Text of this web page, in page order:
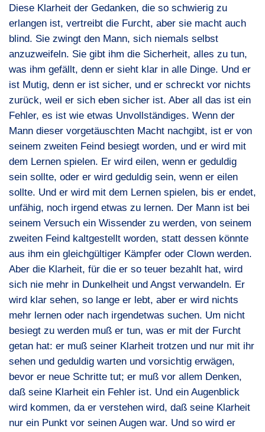
Diese Klarheit der Gedanken, die so schwierig zu
erlangen ist, vertreibt die Furcht, aber sie macht auch
blind. Sie zwingt den Mann, sich niemals selbst
anzuzweifeln. Sie gibt ihm die Sicherheit, alles zu tun,
was ihm gefällt, denn er sieht klar in alle Dinge. Und er
ist Mutig, denn er ist sicher, und er schreckt vor nichts
zurück, weil er sich eben sicher ist. Aber all das ist ein
Fehler, es ist wie etwas Unvollständiges. Wenn der
Mann dieser vorgetäuschten Macht nachgibt, ist er von
seinem zweiten Feind besiegt worden, und er wird mit
dem Lernen spielen. Er wird eilen, wenn er geduldig
sein sollte, oder er wird geduldig sein, wenn er eilen
sollte. Und er wird mit dem Lernen spielen, bis er endet,
unfähig, noch irgend etwas zu lernen. Der Mann ist bei
seinem Versuch ein Wissender zu werden, von seinem
zweiten Feind kaltgestellt worden, statt dessen könnte
aus ihm ein gleichgültiger Kämpfer oder Clown werden.
Aber die Klarheit, für die er so teuer bezahlt hat, wird
sich nie mehr in Dunkelheit und Angst verwandeln. Er
wird klar sehen, so lange er lebt, aber er wird nichts
mehr lernen oder nach irgendetwas suchen. Um nicht
besiegt zu werden muß er tun, was er mit der Furcht
getan hat: er muß seiner Klarheit trotzen und nur mit ihr
sehen und geduldig warten und vorsichtig erwägen,
bevor er neue Schritte tut; er muß vor allem Denken,
daß seine Klarheit ein Fehler ist. Und ein Augenblick
wird kommen, da er verstehen wird, daß seine Klarheit
nur ein Punkt vor seinen Augen war. Und so wird er